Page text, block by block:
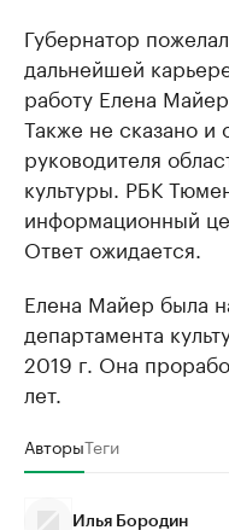
Губернатор
дальнейшей
работу Елена
Также не сказано и
руководителя
культуры. РБК
информационный
Ответ ожидается.
Елена Майер была
департамента
2019 г. Она
лет.
АвторыТеги
Илья Бородин